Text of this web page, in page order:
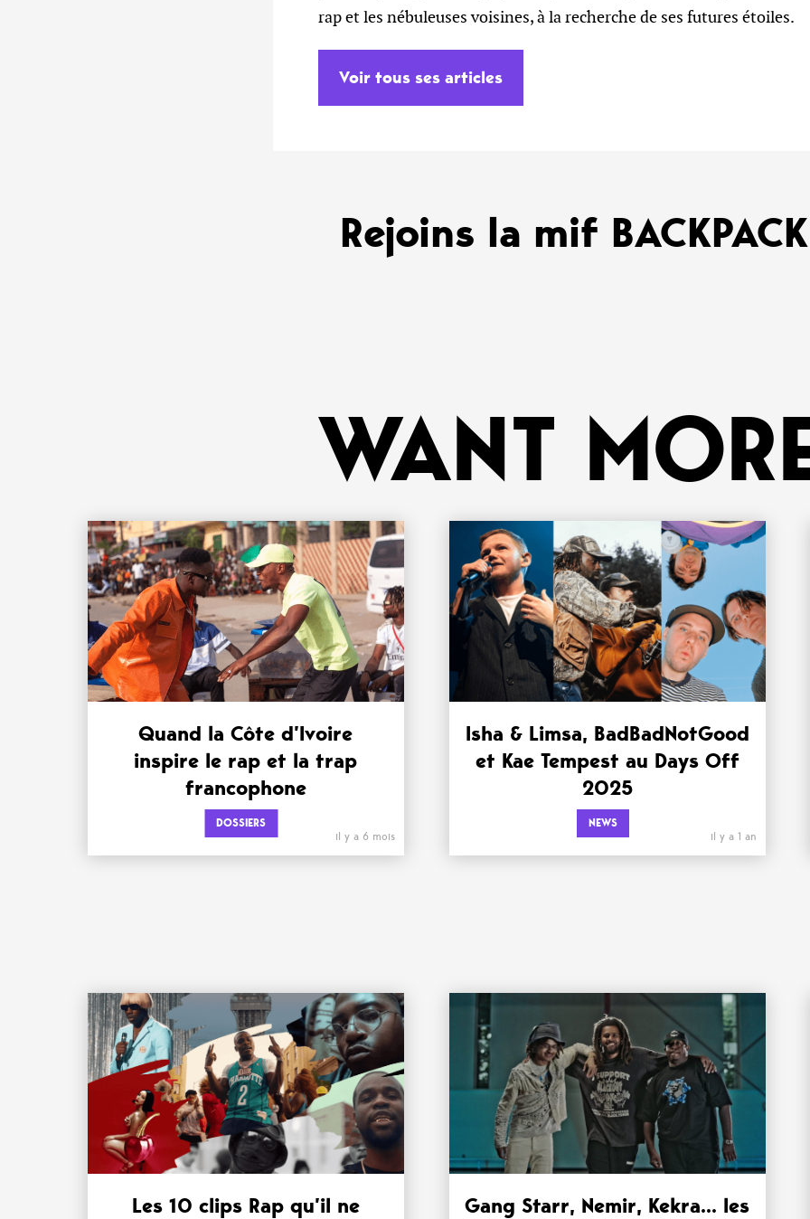
rap et les nébuleuses voisines, à la recherche de ses futures étoiles.
Voir tous ses articles
Rejoins la mif
WANT
Quand la Côte d’Ivoire
inspire le rap et la trap
francophone
DOSSIERS
il y a 6 mois
Isha & Limsa, BadBadNotGood
et Kae Tempest au Days Off
2025
NEWS
il y a 1 an
Les 10 clips Rap qu’il ne Gang Starr, Nemir, Kekra… les